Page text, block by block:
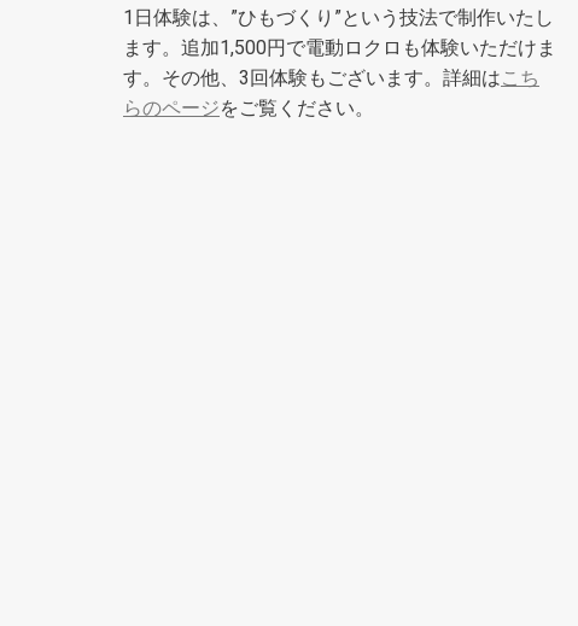
1日体験は、”ひもづくり”という技法で制作いたし
ます。追加1,500円で電動ロクロも体験いただけま
す。その他、3回体験もございます。詳細はこち
らのページをご覧ください。